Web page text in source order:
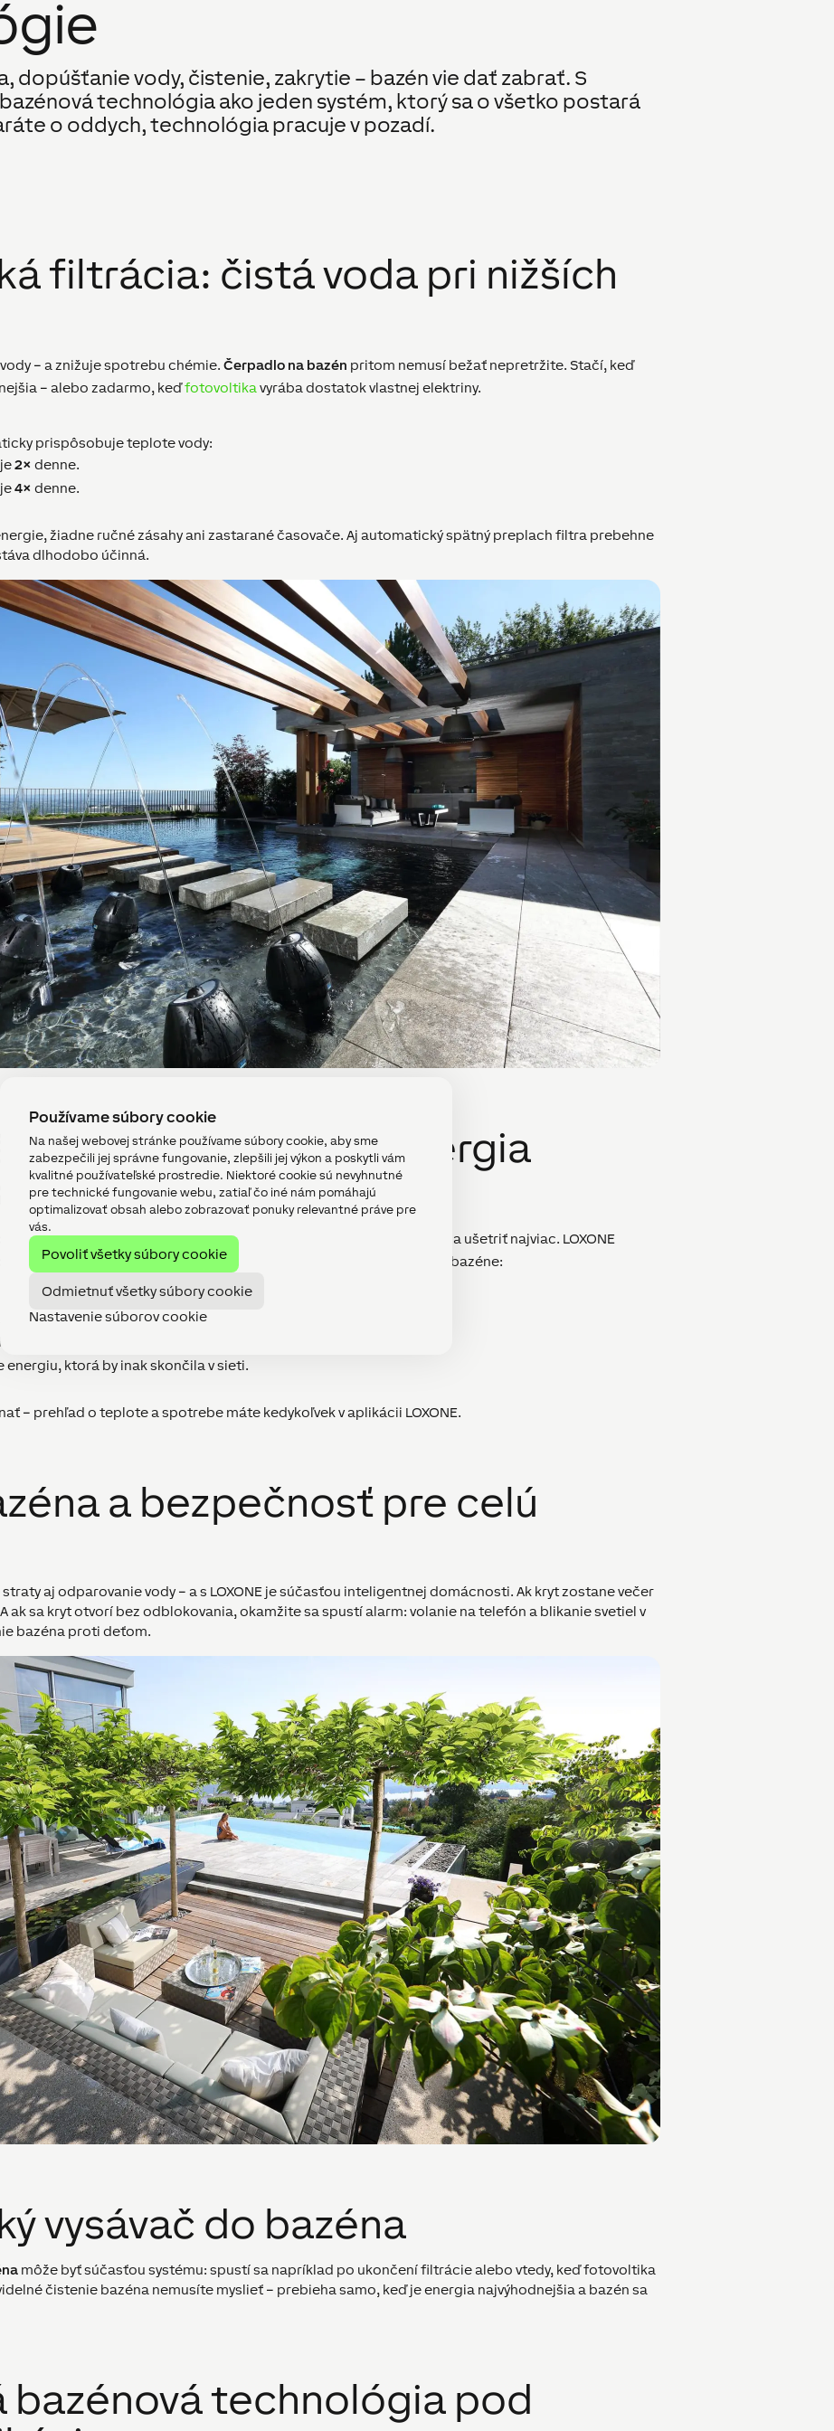
Používame súbory cookie
Na našej webovej stránke používame súbory cookie, aby sme
zabezpečili jej správne fungovanie, zlepšili jej výkon a poskytli vám
kvalitné používateľské prostredie. Niektoré cookie sú nevyhnutné
pre technické fungovanie webu, zatiaľ čo iné nám pomáhajú
optimalizovať obsah alebo zobrazovať ponuky relevantné práve pre
vás.
Povoliť všetky súbory cookie
Odmietnuť všetky súbory cookie
Nastavenie súborov cookie
dopúšťanie vody, čistenie, zakrytie – bazén vie dať zabrať. S
bazénová technológia ako jeden systém, ktorý sa o všetko postará
o oddych, technológia pracuje v pozadí.
filtrácia: čistá voda pri nižších
– a znižuje spotrebu chémie. Čerpadlo na bazén pritom nemusí bežať nepretržite. Stačí, keď
– alebo zadarmo, keďfotovoltika vyrába dostatok vlastnej elektriny.
prispôsobuje teplote vody:
2× denne.
4× denne.
žiadne ručné zásahy ani zastarané časovače. Aj automatický spätný preplach filtra prebehne
dlhodobo účinná.
iba vtedy, keď je energia
v prevádzkových nákladoch – a práve tu dokáže automatizácia ušetriť najviac. LOXONE
aj aktuálne ceny elektriny a podľa toho riadi ohrievanie vody v bazéne:
spúšťa prednostne z prebytkov vlastnej elektriny.
presúva do najlacnejších hodín.
energiu, ktorá by inak skončila v sieti.
– prehľad o teplote a spotrebe máte kedykoľvek v aplikácii LOXONE.
a bezpečnosť pre celú
aj odparovanie vody – a s LOXONE je súčasťou inteligentnej domácnosti. Ak kryt zostane večer
ak sa kryt otvorí bez odblokovania, okamžite sa spustí alarm: volanie na telefón a blikanie svetiel v
bazéna proti deťom.
vysávač do bazéna
môže byť súčasťou systému: spustí sa napríklad po ukončení filtrácie alebo vtedy, keď fotovoltika
čistenie bazéna nemusíte myslieť – prebieha samo, keď je energia najvýhodnejšia a bazén sa
bazénová technológia pod